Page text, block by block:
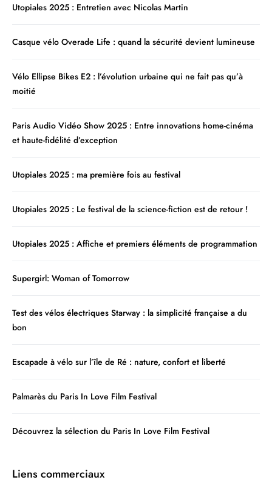
Utopiales 2025 : Entretien avec Nicolas Martin
Casque vélo Overade Life : quand la sécurité devient lumineuse
Vélo Ellipse Bikes E2 : l’évolution urbaine qui ne fait pas qu’à
moitié
Paris Audio Vidéo Show 2025 : Entre innovations home-cinéma
et haute-fidélité d’exception
Utopiales 2025 : ma première fois au festival
Utopiales 2025 : Le festival de la science-fiction est de retour !
Utopiales 2025 : Affiche et premiers éléments de programmation
Supergirl: Woman of Tomorrow
Test des vélos électriques Starway : la simplicité française a du
bon
Escapade à vélo sur l’île de Ré : nature, confort et liberté
Palmarès du Paris In Love Film Festival
Découvrez la sélection du Paris In Love Film Festival
Liens commerciaux